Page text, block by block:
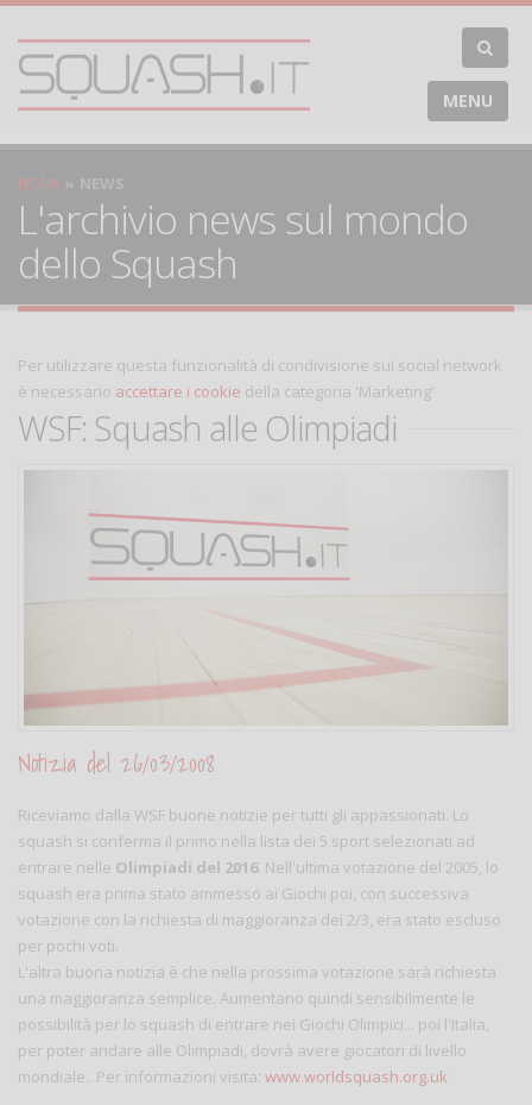
MENU
HOME NEWS
L'archivio news sul mondo
dello Squash
Per utilizzare questa funzionalità di condivisione sui social network
è necessario accettare i cookie della categoria 'Marketing'
WSF: Squash alle Olimpiadi
Notizia del 26/03/2008
Riceviamo dalla WSF buone notizie per tutti gli appassionati. Lo
squash si conferma il primo nella lista dei 5 sport selezionati ad
entrare nelle Olimpiadi del 2016. Nell'ultima votazione del 2005, lo
squash era prima stato ammesso ai Giochi poi, con successiva
votazione con la richiesta di maggioranza dei 2/3, era stato escluso
per pochi voti.
L'altra buona notizia è che nella prossima votazione sarà richiesta
una maggioranza semplice. Aumentano quindi sensibilmente le
possibilità per lo squash di entrare nei Giochi Olimpici... poi l'Italia,
per poter andare alle Olimpiadi, dovrà avere giocatori di livello
mondiale.. Per informazioni visita: www.worldsquash.org.uk